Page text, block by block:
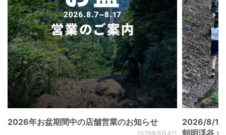
2026年お盆期間中の店舗営業のお知らせ
2026年8月4日
2026/8/